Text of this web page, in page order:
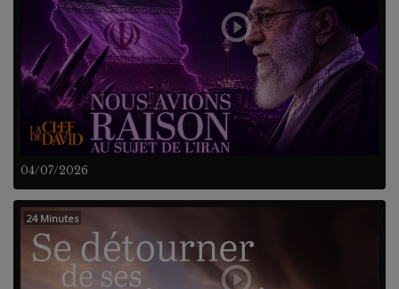
04/07/2026
24 Minutes